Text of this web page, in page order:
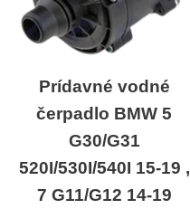
Prídavné vodné
čerpadlo BMW 5
G30/G31
520I/530I/540I 15-19 ,
7 G11/G12 14-19